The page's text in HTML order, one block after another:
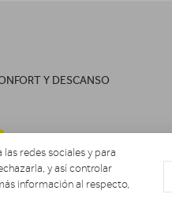
Y DESCANSO
redes sociales y para
y así controlar
información al respecto,